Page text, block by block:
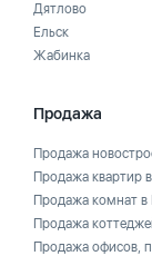
Дятлово
Ельск
Жабинка
Продажа
Продажа
Продажа квартир
Продажа комнат в
Продажа
Продажа офисов,